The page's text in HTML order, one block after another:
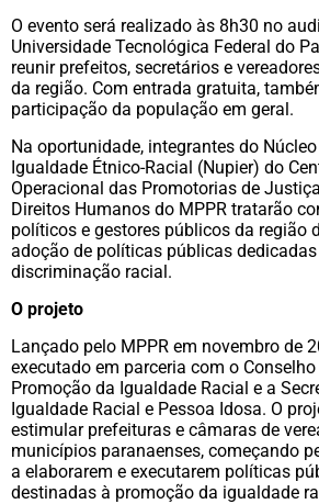
O evento será realizado às 8h30 no
Universidade Tecnológica Federal do
reunir prefeitos, secretários e
da região. Com entrada gratuita,
participação da população em geral.
Na oportunidade, integrantes do
Igualdade Étnico-Racial (Nupier) do
Operacional das Promotorias de
Direitos Humanos do MPPR tratarão
políticos e gestores públicos da região
adoção de políticas públicas
discriminação racial.
O projeto
Lançado pelo MPPR em novembro de
executado em parceria com o
Promoção da Igualdade Racial e a
Igualdade Racial e Pessoa Idosa. O
estimular prefeituras e câmaras de
municípios paranaenses, começando
a elaborarem e executarem políticas
destinadas à promoção da igualdade